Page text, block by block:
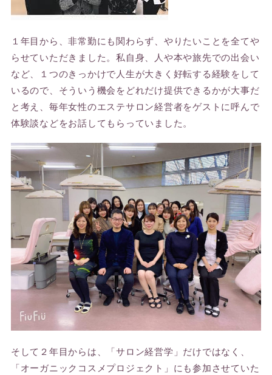
１年目から、非常勤にも関わらず、やりたいことを全てや
らせていただきました。私自身、人や本や旅先での出会い
など、１つのきっかけで人生が大きく好転する経験をして
いるので、そういう機会をどれだけ提供できるかが大事だ
と考え、毎年女性のエステサロン経営者をゲストに呼んで
体験談などをお話してもらっていました。
そして２年目からは、「サロン経営学」だけではなく、
「オーガニックコスメプロジェクト」にも参加させていた